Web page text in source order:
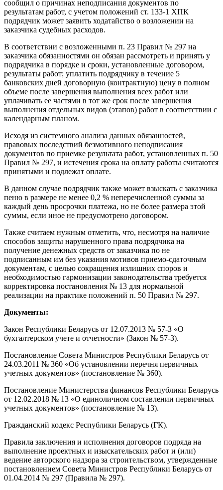
сообщил о причинах неподписания документов по
результатам работ, с учетом положений ст. 133-1 ХПК
подрядчик может заявить ходатайство о возложении на
заказчика судебных расходов.
В соответствии с возложенными п. 23 Правил № 297 на
заказчика обязанностями он обязан рассмотреть и принять у
подрядчика в порядке и сроки, установленные договором,
результаты работ; уплатить подрядчику в течение 5
банковских дней договорную (контрактную) цену в полном
объеме после завершения выполнения всех работ или
уплачивать ее частями в тот же срок после завершения
выполнения отдельных видов (этапов) работ в соответствии с
календарным планом.
Исходя из системного анализа данных обязанностей,
правовых последствий безмотивного неподписания
документов по приемке результата работ, установленных п. 50
Правил № 297, и истечения срока на оплату работы считаются
принятыми и подлежат оплате.
В данном случае подрядчик также может взыскать с заказчика
пеню в размере не менее 0,2 % неперечисленной суммы за
каждый день просрочки платежа, но не более размера этой
суммы, если иное не предусмотрено договором.
Также считаем нужным отметить, что, несмотря на наличие
способов защиты нарушенного права подрядчика на
получение денежных средств от заказчика по не
подписанным им без указания мотивов приемо-сдаточным
документам, с целью сокращения излишних споров и
необходимостью гармонизации законодательства требуется
корректировка постановления № 13 для нормальной
реализации на практике положений п. 50 Правил № 297.
Документы:
Закон Республики Беларусь от 12.07.2013 № 57-З «О
бухгалтерском учете и отчетности» (Закон № 57-З).
Постановление Совета Министров Республики Беларусь от
24.03.2011 № 360 «Об установлении перечня первичных
учетных документов» (постановление № 360).
Постановление Министерства финансов Республики Беларусь
от 12.02.2018 № 13 «О единоличном составлении первичных
учетных документов» (постановление № 13).
Гражданский кодекс Республики Беларусь (ГК).
Правила заключения и исполнения договоров подряда на
выполнение проектных и изыскательских работ и (или)
ведение авторского надзора за строительством, утвержденные
постановлением Совета Министров Республики Беларусь от
01.04.2014 № 297 (Правила № 297).